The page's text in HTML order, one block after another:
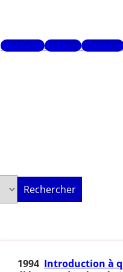
Mots-clésAuteurs
Rechercher
1994 Introduction à